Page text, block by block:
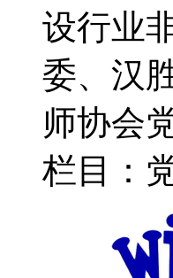
设行业
委、汉
师协会
栏目：